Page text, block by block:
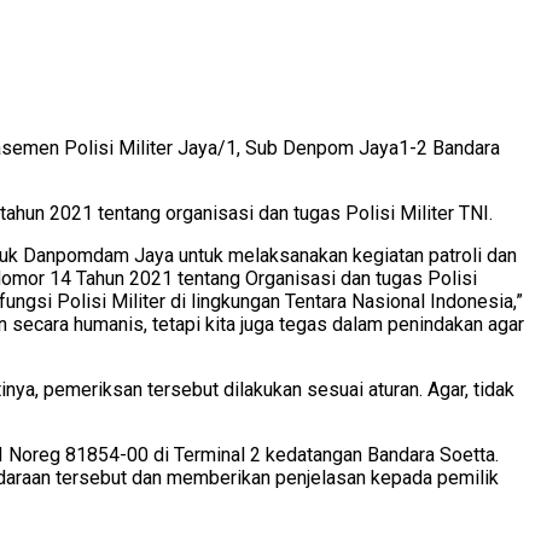
Polisi Militer Jaya/1, Sub Denpom Jaya1-2 Bandara
2021 tentang organisasi dan tugas Polisi Militer TNI.
Danpomdam Jaya untuk melaksanakan kegiatan patroli dan
14 Tahun 2021 tentang Organisasi dan tugas Polisi
Polisi Militer di lingkungan Tentara Nasional Indonesia,”
humanis, tetapi kita juga tegas dalam penindakan agar
pemeriksan tersebut dilakukan sesuai aturan. Agar, tidak
81854-00 di Terminal 2 kedatangan Bandara Soetta.
tersebut dan memberikan penjelasan kepada pemilik